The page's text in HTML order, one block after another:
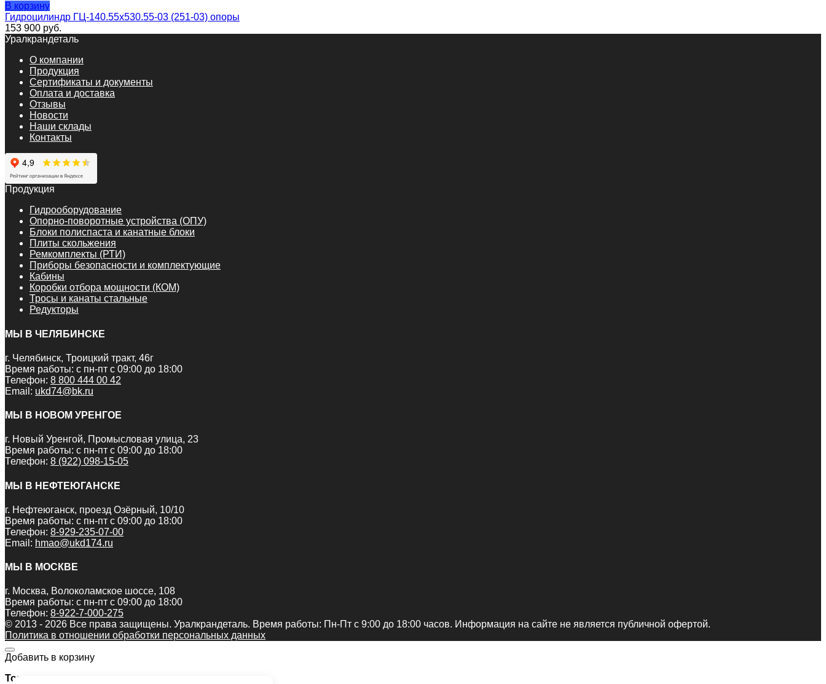
В корзину
Гидроцилиндр ГЦ-140.55х530.55-03 (251-03) опоры
153 900 руб.
Уралкрандеталь
О компании
Продукция
Сертификаты и документы
Оплата и доставка
Отзывы
Новости
Наши склады
Контакты
Продукция
Гидрооборудование
Опорно-поворотные устройства (ОПУ)
Блоки полиспаста и канатные блоки
Плиты скольжения
Ремкомплекты (РТИ)
Приборы безопасности и комплектующие
Кабины
Коробки отбора мощности (КОМ)
Тросы и канаты стальные
Редукторы
МЫ В ЧЕЛЯБИНСКЕ
г. Челябинск, Троицкий тракт, 46г
Время работы: с пн-пт с 09:00 до 18:00
Телефон: 8 800 444 00 42
Email: ukd74@bk.ru
МЫ В НОВОМ УРЕНГОЕ
г. Новый Уренгой, Промысловая улица, 23
Время работы: с пн-пт с 09:00 до 18:00
Телефон: 8 (922) 098-15-05
МЫ В НЕФТЕЮГАНСКЕ
г. Нефтеюганск, проезд Озёрный, 10/10
Время работы: с пн-пт с 09:00 до 18:00
Телефон: 8-929-235-07-00
Email: hmao@ukd174.ru
МЫ В МОСКВЕ
г. Москва, Волоколамское шоссе, 108
Время работы: с пн-пт с 09:00 до 18:00
Телефон: 8-922-7-000-275
© 2013 - 2026 Все права защищены. Уралкрандеталь. Время работы: Пн-Пт c 9:00 до 18:00 часов. Информация на сайте не является публичной офертой.
Политика в отношении обработки персональных данных
Добавить в корзину
Товар: